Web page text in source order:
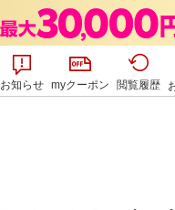
お知らせ myクーポン 閲覧履歴